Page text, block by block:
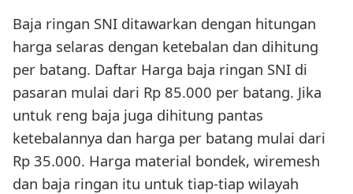
Baja ringan SNI ditawarkan dengan hitungan
harga selaras dengan ketebalan dan dihitung
per batang. Daftar Harga baja ringan SNI di
pasaran mulai dari Rp 85.000 per batang. Jika
untuk reng baja juga dihitung pantas
ketebalannya dan harga per batang mulai dari
Rp 35.000. Harga material bondek, wiremesh
dan baja ringan itu untuk tiap-tiap wilayah